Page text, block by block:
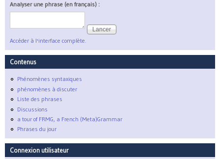
Analyser une phrase (en français) :
Accéder à l'interface complète.
Contenus
Phénomènes syntaxiques
phénomènes à discuter
Liste des phrases
Discussions
a tour of FRMG, a French (Meta)Grammar
Phrases du jour
Connexion utilisateur